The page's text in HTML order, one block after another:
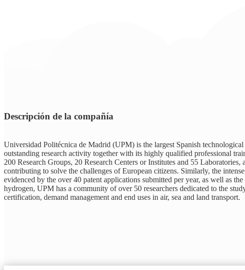
Descripción de la compañía
Universidad Politécnica de Madrid (UPM) is the largest Spanish
outstanding research activity together with its highly qualified professional
200 Research Groups, 20 Research Centers or Institutes and 55
contributing to solve the challenges of European citizens. Similarly, the
evidenced by the over 40 patent applications submitted per year, as well as
hydrogen, UPM has a community of over 50 researchers dedicated to the
certification, demand management and end uses in air, sea and land transport.